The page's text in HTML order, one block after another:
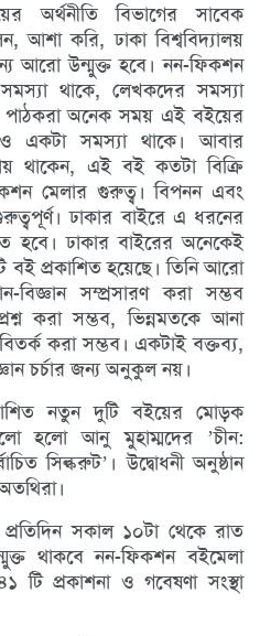
অর্থনীতি বিভাগের সাবেক
আশা করি, ঢাকা বিশ্ববিদ্যালয়
আরো উন্মুক্ত হবে। নন-ফিকশন
সমস্যা থাকে, লেখকদের সমস্যা
পাঠকরা অনেক সময় এই বইয়ের
একটা সমস্যা থাকে। আবার
থাকেন, এই বই কতটা বিক্রি
মেলার গুরুত্ব। বিপনন এবং
ঢাকার বাইরে এ ধরনের
ঢাকার বাইরের অনেকেই
বই প্রকাশিত হয়েছে। তিনি আরো
সম্প্রসারণ করা সম্ভব
করা সম্ভব, ভিন্নমতকে আনা
করা সম্ভব। একটাই বক্তব্য,
চর্চার জন্য অনুকুল নয়।
নতুন দুটি বইয়ের মোড়ক
হলো আনু মুহাম্মদের ’চীন:
সিল্করুট’। উদ্বোধনী অনুষ্ঠান
প্রতিদিন সকাল ১০টা থেকে রাত
থাকবে নন-ফিকশন বইমেলা
টি প্রকাশনা ও গবেষণা সংস্থা